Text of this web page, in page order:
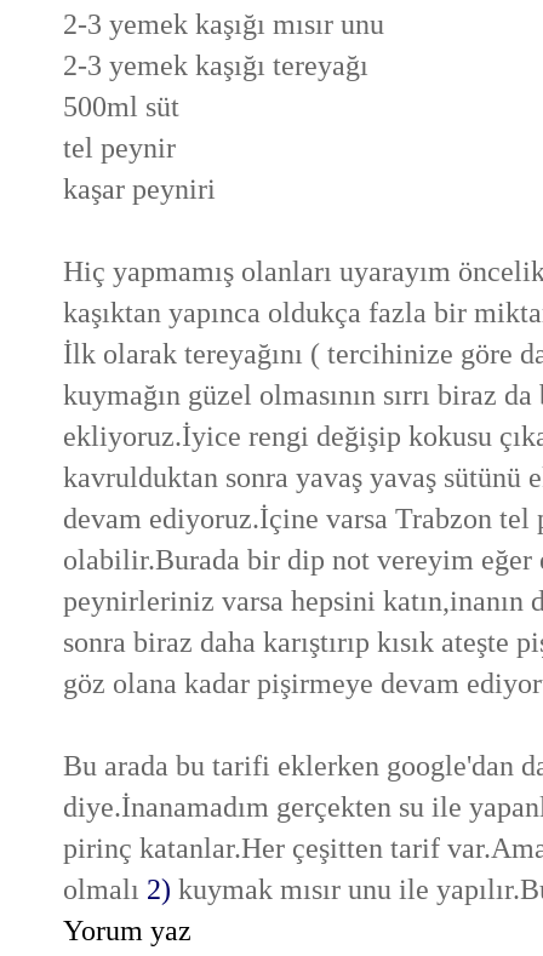
2-3 yemek kaşığı mısır unu
2-3 yemek kaşığı tereyağı
500ml süt
tel peynir
kaşar peyniri
Hiç yapmamış olanları uyarayım
kaşıktan yapınca oldukça fazla bir
İlk olarak tereyağını ( tercihinize göre
kuymağın güzel olmasının sırrı biraz
ekliyoruz.İyice rengi değişip kokusu
kavrulduktan sonra yavaş yavaş sütünü
devam ediyoruz.İçine varsa Trabzon
olabilir.Burada bir dip not vereyim eğer
peynirleriniz varsa hepsini katın,inanın
sonra biraz daha karıştırıp kısık ateşte
göz olana kadar pişirmeye devam
Bu arada bu tarifi eklerken google'dan
diye.İnanamadım gerçekten su ile
pirinç katanlar.Her çeşitten tarif
olmalı 2) kuymak mısır unu ile
Yorum yaz